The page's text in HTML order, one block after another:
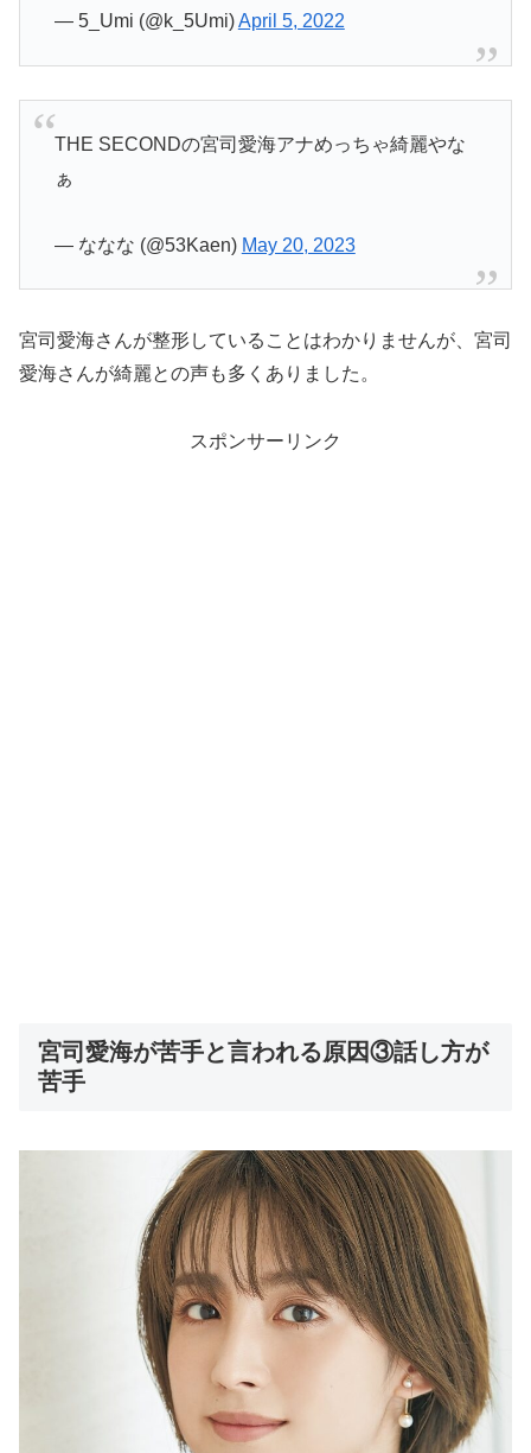
— 5_Umi (@k_5Umi)April 5, 2022
THE SECONDの宮司愛海アナめっちゃ綺麗やな
ぁ
— ななな (@53Kaen) May 20, 2023
宮司愛海さんが整形していることはわかりませんが、宮司
愛海さんが綺麗との声も多くありました。
スポンサーリンク
宮司愛海が苦手と言われる原因③話し方が
苦手